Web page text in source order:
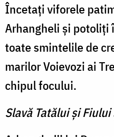
Încetaţi viforele
Arhangheli şi potoliţi
toate smintelile de
marilor Voievozi ai
chipul focului.
Slavă Tatălui şi